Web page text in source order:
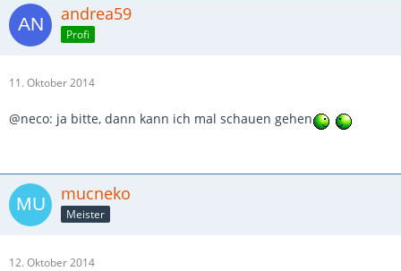
andrea59
Profi
11. Oktober 2014
@neco: ja bitte, dann kann ich mal schauen gehen
mucneko
Meister
12. Oktober 2014